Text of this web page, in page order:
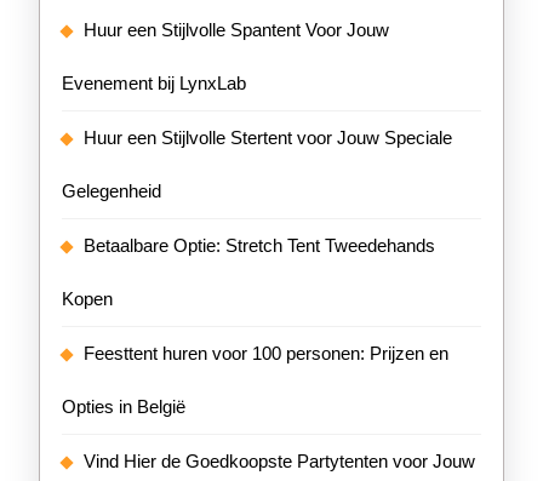
Huur een Stijlvolle Spantent Voor Jouw
Evenement bij LynxLab
Huur een Stijlvolle Stertent voor Jouw Speciale
Gelegenheid
Betaalbare Optie: Stretch Tent Tweedehands
Kopen
Feesttent huren voor 100 personen: Prijzen en
Opties in België
Vind Hier de Goedkoopste Partytenten voor Jouw